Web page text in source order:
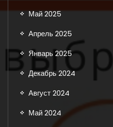
Май 2025
Апрель 2025
Январь 2025
Декабрь 2024
Август 2024
Май 2024